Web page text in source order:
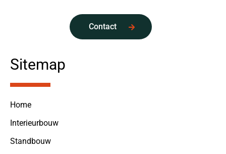
Contact
Sitemap
Home
Interieurbouw
Standbouw